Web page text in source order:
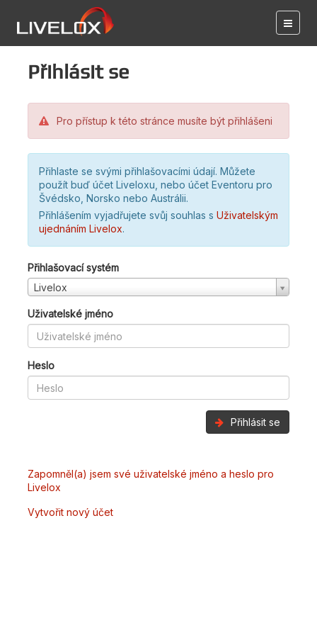
Přihlásit se
Pro přístup k této stránce musíte být přihlášeni
Přihlaste se svými přihlašovacími údají. Můžete
použít buď účet Liveloxu, nebo účet Eventoru pro
Švédsko, Norsko nebo Austrálii.
Přihlášením vyjadřujete svůj souhlas s Uživatelským
ujednáním Livelox.
Přihlašovací systém
Livelox
Uživatelské jméno
Heslo
Přihlásit se
Zapomněl(a) jsem své uživatelské jméno a heslo pro
Livelox
Vytvořit nový účet